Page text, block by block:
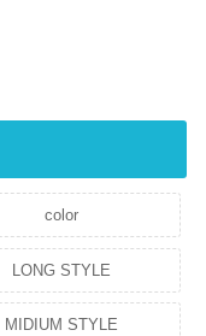
color
LONG STYLE
MIDIUM STYLE